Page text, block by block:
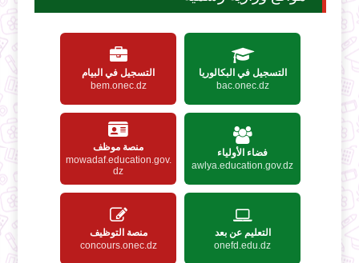
التسجيل في البكالوريا
bac.onec.dz
التسجيل في البيام
bem.onec.dz
فضاء الأولياء
awlya.education.gov.dz
منصة موظف
mowadaf.education.gov.
dz
التعليم عن بعد
onefd.edu.dz
منصة التوظيف
concours.onec.dz